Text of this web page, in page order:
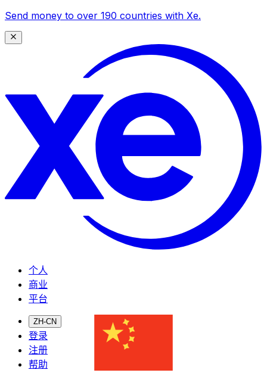
Send money to over 190 countries with Xe.
个人
商业
平台
ZH-CN
登录
注册
帮助